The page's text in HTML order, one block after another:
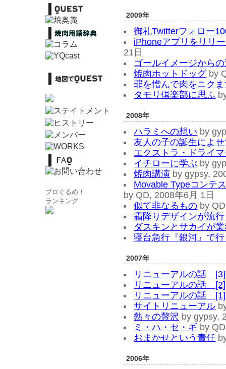
ブロぐるめ！
ランキング
2009年
御礼Twitterフォロー
iPhoneアプリをリリ
21日
ゴールイメージから
焼肉ホットドッグby
罪を憎んで肉をニク
タモリ倶楽部に思ふ
2008年
ハラミへの想い by
友人の子の誕生によ
エクストラ・ドライ
イチローに学ぶ by
焼肉講演 by gypsy,
Movable Typeコンテ
by QD, 2008年6月 1日
似て非なるもの by
霜降りデザインが流
ダスキンとサカイが
寝台急行『銀河』で
2007年
リニューアルの話 [3]
リニューアルの話 [2]
リニューアルの話 [1]
サイトリニューアル
熱々の贅沢 by gypsy,
ミ・ハ・セ・ギ by
おまかせという責任
2006年